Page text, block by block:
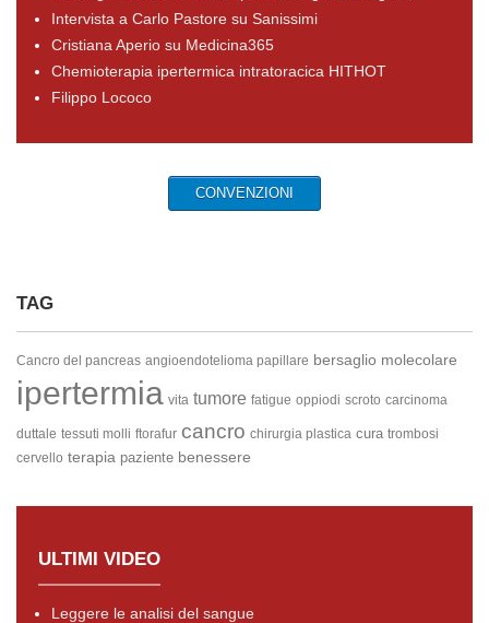
Intervista a Carlo Pastore su Sanissimi
Cristiana Aperio su Medicina365
Chemioterapia ipertermica intratoracica HITHOT
Filippo Lococo
CONVENZIONI
TAG
Cancro del pancreas angioendotelioma papillare bersaglio molecolare
ipertermia vita tumore fatigue oppiodi scroto carcinoma
duttale tessuti molli ftorafur cancro chirurgia plastica cura trombosi
cervello terapia paziente benessere
ULTIMI VIDEO
Leggere le analisi del sangue